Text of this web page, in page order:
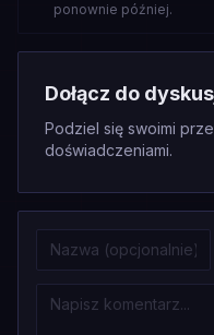
ponownie później.
Dołącz do
Podziel się swoimi
doświadczeniami.